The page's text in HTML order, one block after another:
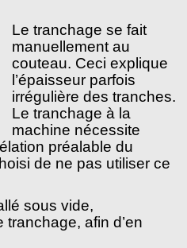
Le tranchage se fait
manuellement au
couteau. Ceci explique
l’épaisseur parfois
irrégulière des tranches.
Le tranchage à la
machine nécessite
préalable du
de ne pas utiliser ce
sous vide,
afin d’en